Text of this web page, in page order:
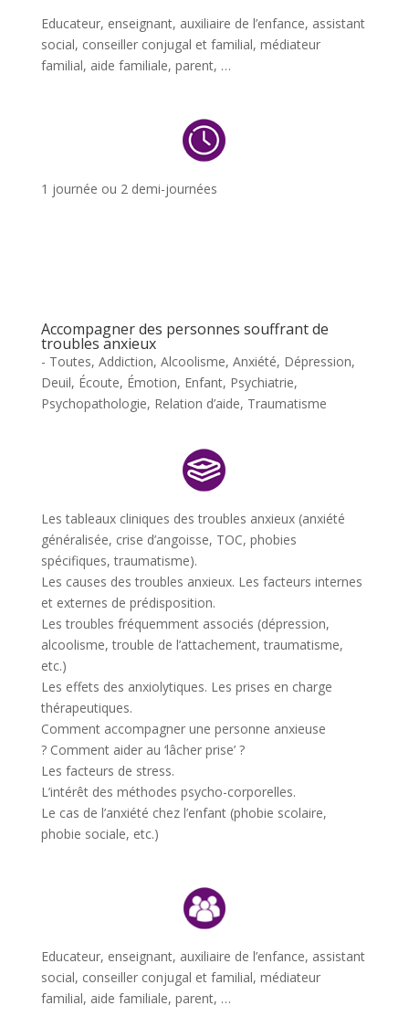
Educateur, enseignant, auxiliaire de l’enfance, assistant
social, conseiller conjugal et familial, médiateur
familial, aide familiale, parent, …
1 journée ou 2 demi-journées
Accompagner des personnes souffrant de
troubles anxieux
- Toutes, Addiction, Alcoolisme, Anxiété, Dépression,
Deuil, Écoute, Émotion, Enfant, Psychiatrie,
Psychopathologie, Relation d’aide, Traumatisme
Les tableaux cliniques des troubles anxieux (anxiété
généralisée, crise d’angoisse, TOC, phobies
spécifiques, traumatisme).
Les causes des troubles anxieux. Les facteurs internes
et externes de prédisposition.
Les troubles fréquemment associés (dépression,
alcoolisme, trouble de l’attachement, traumatisme,
etc.)
Les effets des anxiolytiques. Les prises en charge
thérapeutiques.
Comment accompagner une personne anxieuse
? Comment aider au ‘lâcher prise’ ?
Les facteurs de stress.
L’intérêt des méthodes psycho-corporelles.
Le cas de l’anxiété chez l’enfant (phobie scolaire,
phobie sociale, etc.)
Educateur, enseignant, auxiliaire de l’enfance, assistant
social, conseiller conjugal et familial, médiateur
familial, aide familiale, parent, …